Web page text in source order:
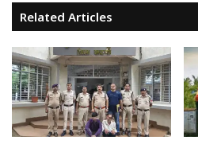
Related Articles